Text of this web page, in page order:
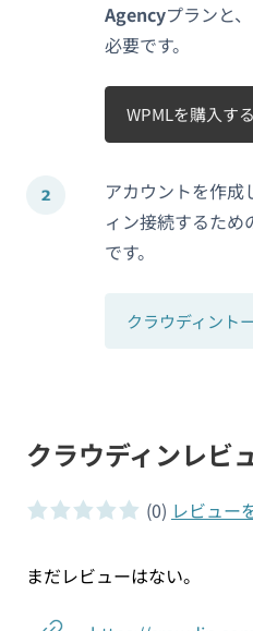
Agencyプランと
必要です。
WPMLを購入する
アカウントを作成
ィン接続するため
です。
クラウディント
クラウディンレビ
0 of 5
(0) レビュー
まだレビューはない。